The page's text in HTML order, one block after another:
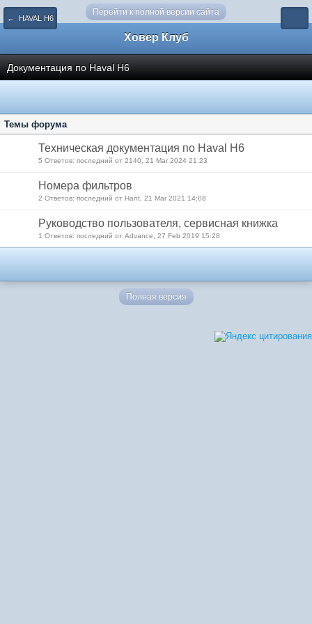
Перейти к полной версии сайта
← HAVAL H6
Ховер Клуб
Документация по Haval H6
Темы форума
Техническая документация по Haval H6
5 Ответов: последний от 2140, 21 Mar 2024 21:23
Номера фильтров
2 Ответов: последний от Hant, 21 Mar 2021 14:08
Руководство пользователя, сервисная книжка
1 Ответов: последний от Advance, 27 Feb 2019 15:28
Полная версия